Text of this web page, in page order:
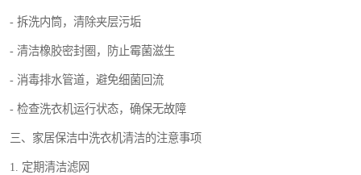
- 拆洗内筒，清除夹层污垢
- 清洁橡胶密封圈，防止霉菌滋生
- 消毒排水管道，避免细菌回流
- 检查洗衣机运行状态，确保无故障
三、家居保洁中洗衣机清洁的注意事项
1. 定期清洁滤网